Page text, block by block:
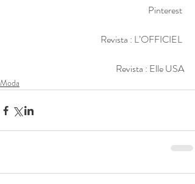
Pinterest
Revista : L’OFFICIEL
Revista : Elle USA
Moda